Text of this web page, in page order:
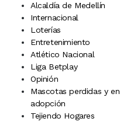
Alcaldía de Medellín
Internacional
Loterías
Entretenimiento
Atlético Nacional
Liga Betplay
Opinión
Mascotas perdidas y en
adopción
Tejiendo Hogares